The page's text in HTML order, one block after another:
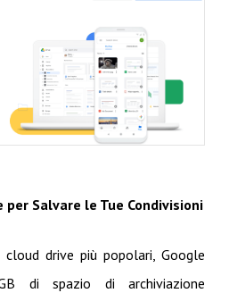
Salvare le Tue Condivisioni
drive più popolari, Google
di spazio di archiviazione